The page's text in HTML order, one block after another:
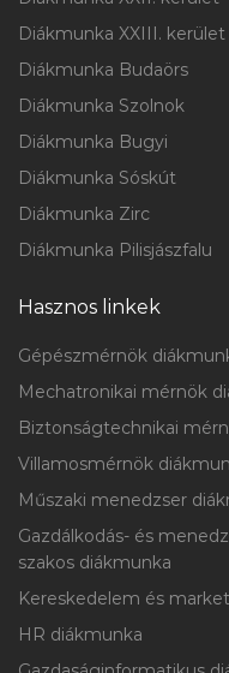
Diákmunka XXIII. kerület
Diákmunka Budaörs
Diákmunka Szolnok
Diákmunka Bugyi
Diákmunka Sóskút
Diákmunka Zirc
Diákmunka Pilisjászfalu
Hasznos linkek
Gépészmérnök
Mechatronikai mérnök
Biztonságtechnikai
Villamosmérnök
Műszaki menedzser
Gazdálkodás- és
szakos diákmunka
Kereskedelem és
HR diákmunka